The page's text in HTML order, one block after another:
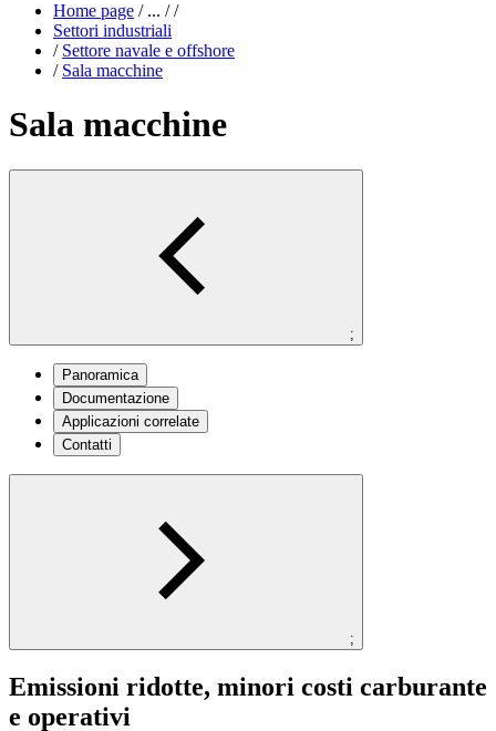
Home page /... / /
Settori industriali
/ Settore navale e offshore
/ Sala macchine
Sala macchine
;
Panoramica
Documentazione
Applicazioni correlate
Contatti
;
Emissioni ridotte, minori costi carburante
e operativi